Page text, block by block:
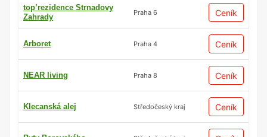
top’rezidence Strnadovy
Zahrady
Praha 6 Ceník
Arboret Praha 4 Ceník
NEAR living Praha 8 Ceník
Klecanská alej Středočeský kraj Ceník